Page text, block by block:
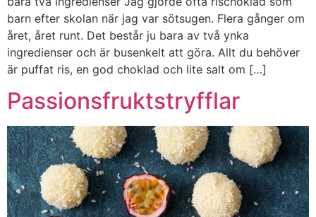
barn efter skolan när jag var sötsugen. Flera gånger om
året, året runt. Det består ju bara av två ynka
ingredienser och är busenkelt att göra. Allt du behöver
är puffat ris, en god choklad och lite salt om […]
Passionsfruktstryfflar